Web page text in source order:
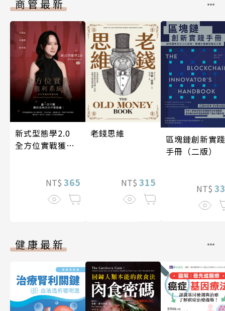
商管最新
新式型態學2.0
全方位實戰獲利
NT$ 365
老錢思維
NT$ 315
區塊鏈創新實踐
手冊（二版）
NT$
健康最新